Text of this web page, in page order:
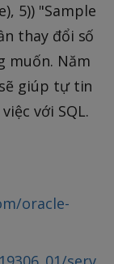
5)) "Sample
thay đổi số
muốn. Năm
giúp tự tin
với SQL.
oracle-